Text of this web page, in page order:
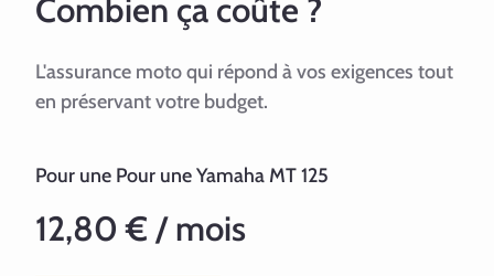
Combien ça coûte ?
L'assurance moto qui répond à vos exigences tout
en préservant votre budget.
Pour une Pour une Yamaha MT 125
12,80 € / mois